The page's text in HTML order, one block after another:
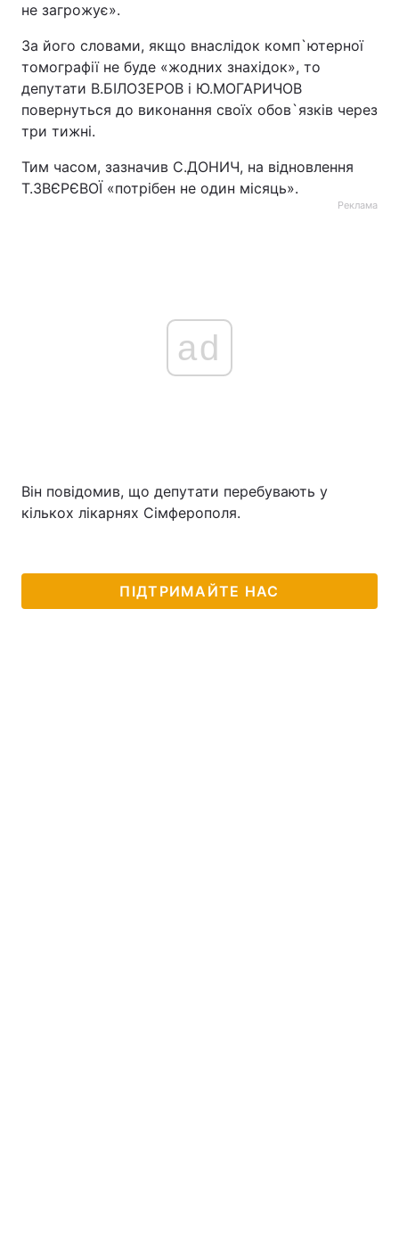
не загрожує».
За його словами, якщо внаслідок комп`ютерної
томографії не буде «жодних знахідок», то
депутати В.БІЛОЗЕРОВ і Ю.МОГАРИЧОВ
повернуться до виконання своїх обов`язків через
три тижні.
Тим часом, зазначив С.ДОНИЧ, на відновлення
Т.ЗВЄРЄВОЇ «потрібен не один місяць».
Реклама
ad
Він повідомив, що депутати перебувають у
кількох лікарнях Сімферополя.
ПІДТРИМАЙТЕ НАС